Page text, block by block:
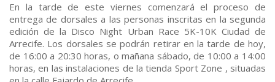
En la tarde de este viernes comenzará el proceso de
entrega de dorsales a las personas inscritas en la segunda
edición de la Disco Night Urban Race 5K-10K Ciudad de
Arrecife. Los dorsales se podrán retirar en la tarde de hoy,
de 16:00 a 20:30 horas, o mañana sábado, de 10:00 a 14:00
horas, en las instalaciones de la tienda Sport Zone , situadas